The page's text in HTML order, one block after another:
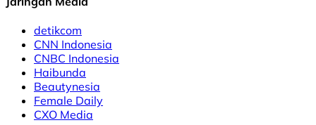
detikcom
CNN Indonesia
CNBC Indonesia
Haibunda
Beautynesia
Female Daily
CXO Media